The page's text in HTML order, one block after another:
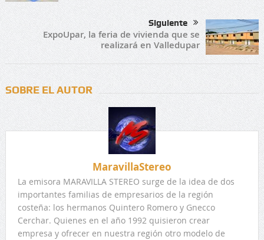
Siguiente
ExpoUpar, la feria de vivienda que se
realizará en Valledupar
SOBRE EL AUTOR
MaravillaStereo
La emisora MARAVILLA STEREO surge de la idea de dos
importantes familias de empresarios de la región
costeña: los hermanos Quintero Romero y Gnecco
Cerchar. Quienes en el año 1992 quisieron crear
empresa y ofrecer en nuestra región otro modelo de